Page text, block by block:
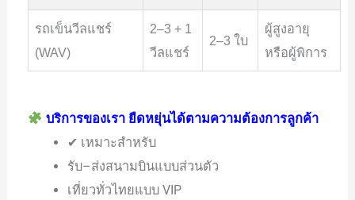
รถเข็นวีลแชร์
(WAV)
2–3 + 1
วีลแชร์
2–3 ใบ
ผู้สูงอายุ
หรือผู้พิการ
บริการของเรา ยืดหยุ่นได้ตามความต้องการลูกค้า
✔ เหมาะสำหรับ
รับ–ส่งสนามบินแบบส่วนตัว
เที่ยวทั่วไทยแบบ VIP